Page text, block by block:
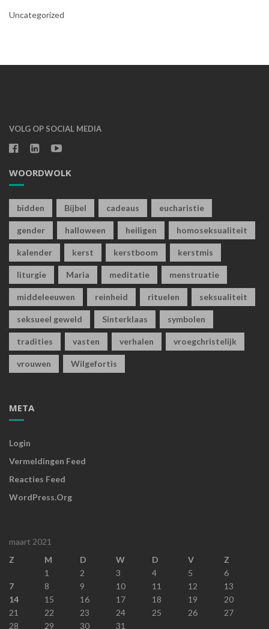
Uncategorized
VOLG OP SOCIAL MEDIA
WOORDWOLK
bidden Bijbel cadeaus eucharistie
gender halloween heiligen homoseksualiteit
kalender kerst kerstboom kerstmis
liturgie Maria meditatie menstruatie
middeleeuwen reinheid rituelen seksualiteit
seksueel geweld Sinterklaas symbolen
tradities vasten verhalen vroegchristelijk
vrouwen Wilgefortis
META
Login
Vermeldingen Feed
Reacties Feed
WordPress.org
maart 2021
Z
M D W D V
Z
1
2 3 4 5
6
7
8 9 10 11 12
13
14
15 16 17 18 19
20
21
22 23 24 25 26
27
28
29 30 31